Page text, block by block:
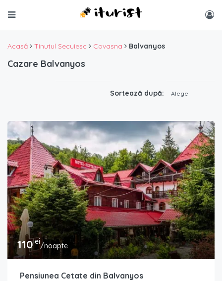
Acasă Tinutul Secuiesc Covasna Balvanyos
Cazare Balvanyos
Sortează după: Alege
110lei/noapte
Pensiunea Cetate din Balvanyos